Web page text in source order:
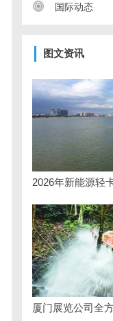
国际动态
图文资讯